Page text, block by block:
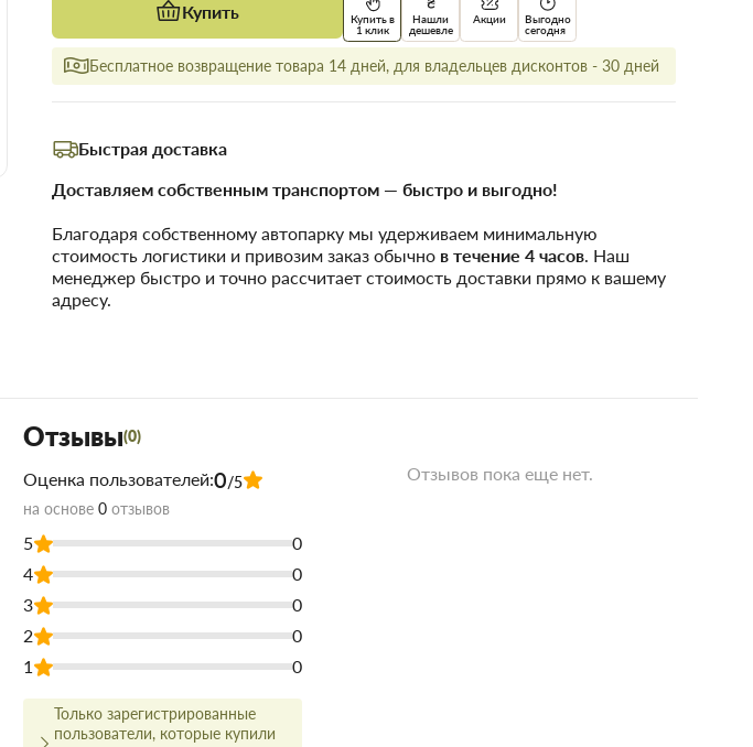
Купить
Купить в
1 клик
Нашли
дешевле
Акции
Выгодно
сегодня
Бесплатное возвращение товара 14 дней, для владельцев дисконтов - 30 дней
Быстрая доставка
Доставляем собственным транспортом — быстро и выгодно!
Благодаря собственному автопарку мы удерживаем минимальную
стоимость логистики и привозим заказ обычно в течение 4 часов. Наш
менеджер быстро и точно рассчитает стоимость доставки прямо к вашему
адресу.
Отзывы(0)
Оценка пользователей:0/5
на основе 0 отзывов
5
0
4
0
3
0
2
0
1
0
Только зарегистрированные
пользователи, которые купили
Отзывов пока еще нет.